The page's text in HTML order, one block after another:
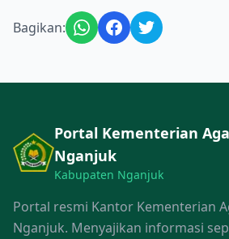
Bagikan:
Portal Kementerian
Nganjuk
Kabupaten Nganjuk
Portal resmi Kantor Kementerian
Nganjuk. Menyajikan informasi